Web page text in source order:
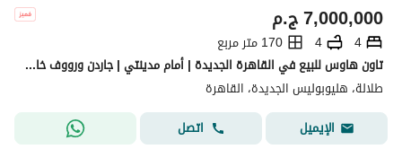
ج.م7,000,000
4
4
170 متر مربع
تاون هاوس للبيع في القاهرة الجديدة | أمام مدينتي | جاردن ورووف خاص
طلالة، هليوبوليس الجديدة، القاهرة
الإيميل
اتصل